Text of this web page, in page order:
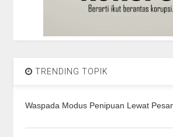
TRENDING TOPIK
Waspada Modus Penipuan Lewat